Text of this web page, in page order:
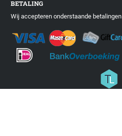
BETALING
Wij accepteren onderstaande betalingen